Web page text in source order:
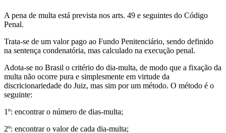
A pena de multa está prevista nos arts. 49 e seguintes do Código
Penal.
Trata-se de um valor pago ao Fundo Penitenciário, sendo definido
na sentença condenatória, mas calculado na execução penal.
Adota-se no Brasil o critério do dia-multa, de modo que a fixação da
multa não ocorre pura e simplesmente em virtude da
discricionariedade do Juiz, mas sim por um método. O método é o
seguinte:
1º: encontrar o número de dias-multa;
2º: encontrar o valor de cada dia-multa;